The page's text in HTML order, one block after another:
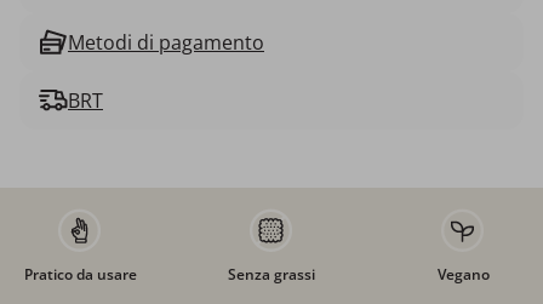
Metodi di pagamento
BRT
Pratico da usare Senza grassi Vegano